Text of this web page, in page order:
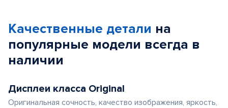
Качественные детали на
популярные модели всегда в
наличии
Дисплеи класса Original
Оригинальная сочность, качество изображения, яркость,